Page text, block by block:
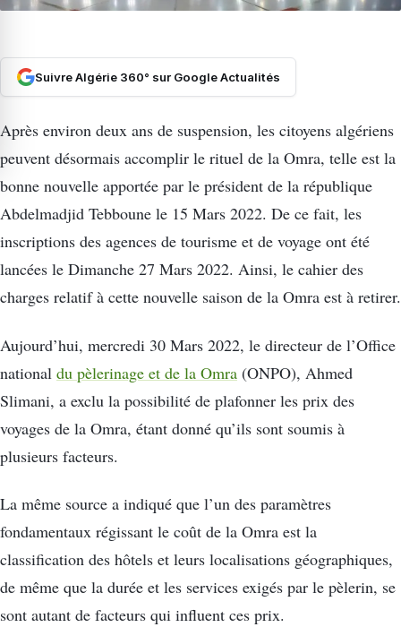
Suivre Algérie 360° sur Google Actualités
Après environ deux ans de suspension, les citoyens algériens
peuvent désormais accomplir le rituel de la Omra, telle est la
bonne nouvelle apportée par le président de la république
Abdelmadjid Tebboune le 15 Mars 2022. De ce fait, les
inscriptions des agences de tourisme et de voyage ont été
lancées le Dimanche 27 Mars 2022. Ainsi, le cahier des
charges relatif à cette nouvelle saison de la Omra est à retirer.
Aujourd’hui, mercredi 30 Mars 2022, le directeur de l’Office
national du pèlerinage et de la Omra (ONPO), Ahmed
Slimani, a exclu la possibilité de plafonner les prix des
voyages de la Omra, étant donné qu’ils sont soumis à
plusieurs facteurs.
La même source a indiqué que l’un des paramètres
fondamentaux régissant le coût de la Omra est la
classification des hôtels et leurs localisations géographiques,
de même que la durée et les services exigés par le pèlerin, se
sont autant de facteurs qui influent ces prix.